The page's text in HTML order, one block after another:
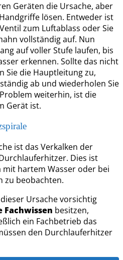
Geräten die Ursache, aber
lösen. Entweder ist
zum Luftablass oder Sie
vollständig auf. Nun
auf voller Stufe laufen, bis
erkennen. Sollte das nicht
Sie die Hauptleitung zu,
ab und wiederholen Sie
weiterhin, ist die
Gerät ist.
ist das Verkalken der
Dies ist
hartem Wasser oder bei
zu beobachten.
Ursache vorsichtig
Fachwissen besitzen,
ein Fachbetrieb das
den Durchlauferhitzer